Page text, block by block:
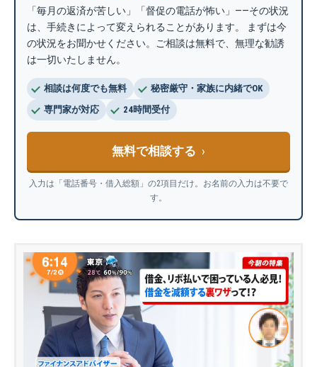
「毎月の返済が苦しい」「督促の電話が怖い」——その状況
は、手続きによって変えられることがあります。 まずは今
の状況をお聞かせください。ご相談は無料で、無理な勧誘
は一切いたしません。
相談は何度でも無料
秘密厳守・家族に内緒でOK
専門家が対応
24時間受付
無料で相談する
入力は「電話番号・借入総額」の2項目だけ。お名前の入力は不要で
す。